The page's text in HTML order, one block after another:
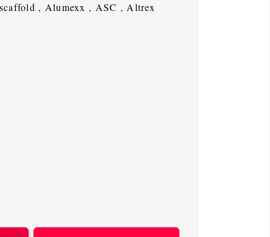
, Alumexx , ASC , Altrex